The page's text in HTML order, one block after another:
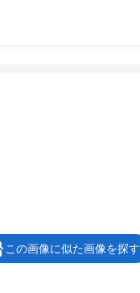
この画像に似た画像を探す